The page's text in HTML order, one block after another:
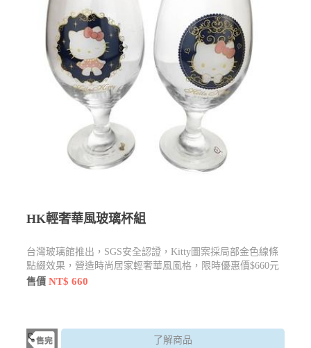
HK輕奢華風玻璃杯組
台灣玻璃館推出 ，SGS安全認證，Kitty圖案採局部金色線條
點綴效果，營造時尚居家輕奢華風風格，限時優惠價$660元
售價NT$ 660
了解商品